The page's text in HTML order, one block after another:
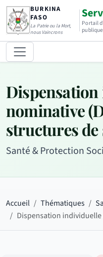
BURKINA
FASO
La Patrie ou la Mort,
nous Vaincrons
Portail
publique
nominative
structures de
Santé & Protection
Accueil Thématiques
Dispensation